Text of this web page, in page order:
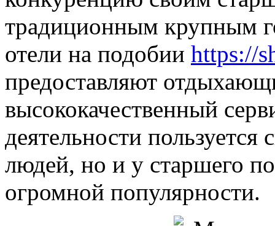
традиционным крупным
отели на подобии https://
предоставляют
высококачественный
деятельности
людей, но и у старшего
огромной популярности.